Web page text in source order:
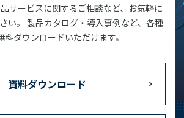
お問い合わせ
資料ダウンロード
サービスに関するご相談など、お気軽に
い。 製品カタログ・導入事例など、各種
料ダウンロードいただけます。
資料ダウンロード